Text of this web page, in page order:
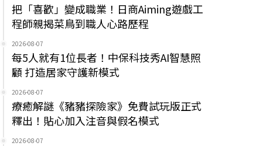
把「喜歡」變成職業！日商Aiming遊戲工
程師親揭菜鳥到職人心路歷程
2026-08-07
每5人就有1位長者！中保科技秀AI智慧照
顧 打造居家守護新模式
2026-08-07
療癒解謎《豬豬探險家》免費試玩版正式
釋出！貼心加入注音與假名模式
2026-08-07